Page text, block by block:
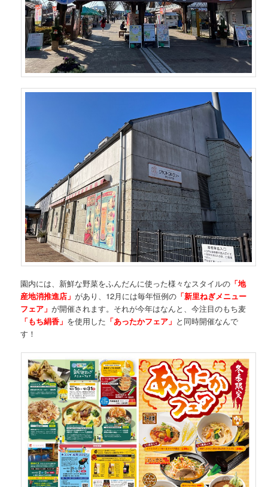
園内には、新鮮な野菜をふんだんに使った様々なスタイルの 「地
産地消推進店」があり、12月には毎年恒例の 「新里ねぎメニュー
フェア」が開催されます。それが今年はなんと、今注目のもち麦
「もち絹香」 を使用した 「あったかフェア」 と同時開催なんで
す！